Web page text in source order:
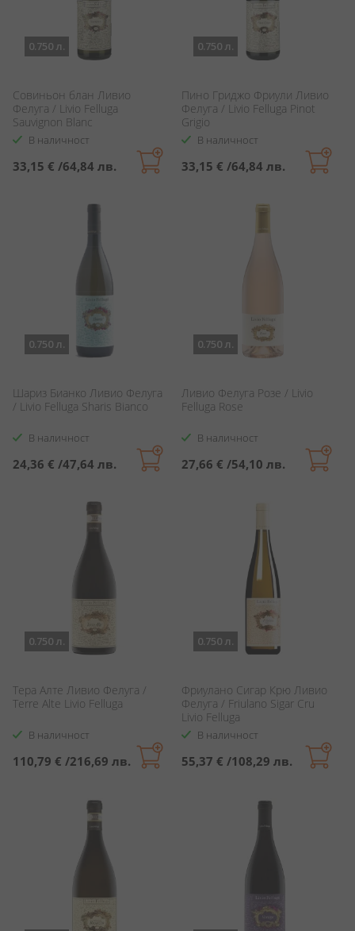
0.750 л.
Совиньон блан Ливио
Фелуга / Livio Felluga
Sauvignon Blanc
В наличност
33,15 € /64,84 лв.
0.750 л.
Пино Гриджо Фриули Ливио
Фелуга / Livio Felluga Pinot
Grigio
В наличност
33,15 € /64,84 лв.
0.750 л.
Шариз Бианко Ливио Фелуга
/ Livio Felluga Sharis Bianco
В наличност
24,36 € /47,64 лв.
0.750 л.
Ливио Фелуга Розе / Livio
Felluga Rose
В наличност
27,66 € /54,10 лв.
0.750 л.
Тера Алте Ливио Фелуга /
Terre Alte Livio Felluga
В наличност
110,79 € /216,69 лв.
0.750 л.
Фриулано Сигар Крю Ливио
Фелуга / Friulano Sigar Cru
Livio Felluga
В наличност
55,37 € /108,29 лв.